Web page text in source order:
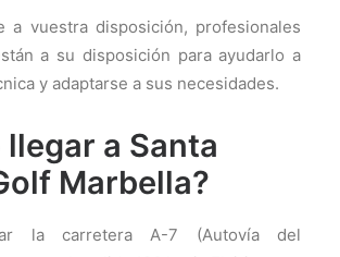
a vuestra disposición, profesionales
a su disposición para ayudarlo a
y adaptarse a sus necesidades.
llegar a Santa
Marbella?
la carretera A-7 (Autovía del